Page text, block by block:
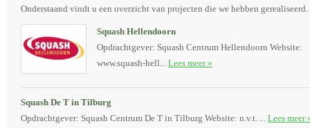
Onderstaand vindt u een overzicht van projecten die we hebben gerealiseerd.
Squash Hellendoorn
Opdrachtgever: Squash Centrum Hellendoorn Website:
www.squash-hell... Lees meer »
Squash De T in Tilburg
Opdrachtgever: Squash Centrum De T in Tilburg Website: n.v.t. ... Lees meer